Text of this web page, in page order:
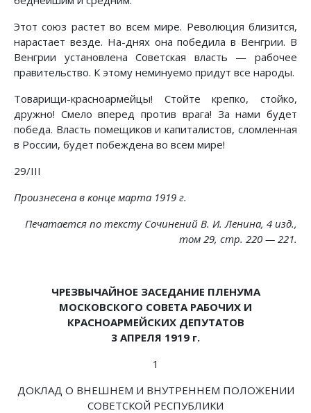
Этот союз растет во всем мире. Революция близится,
нарастает везде. Ha-днях она победила в Венгрии. В
Венгрии установлена Советская власть — рабочее
правительство. К этому неминуемо придут все народы.
Товарищи-красноармейцы! Стойте крепко, стойко,
дружно! Смело вперед против врага! За нами будет
победа. Власть помещиков и капиталистов, сломленная
в России, будет побеждена во всем мире!
29/III
Произнесена в конце марта 1919 г.
Печатается по тексту Сочинений В. И. Ленина, 4 изд.,
том 29, стр. 220 — 221.
ЧРЕЗВЫЧАЙНОЕ ЗАСЕДАНИЕ ПЛЕНУМА
МОСКОВСКОГО СОВЕТА РАБОЧИХ И
КРАСНОАРМЕЙСКИХ ДЕПУТАТОВ
3 АПРЕЛЯ 1919 г.
1
ДОКЛАД О ВНЕШНЕМ И ВНУТРЕННЕМ ПОЛОЖЕНИИ
СОВЕТСКОЙ РЕСПУБЛИКИ